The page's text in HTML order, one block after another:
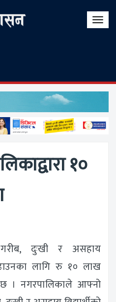
Toggle
१०
दुःखी र असहाय
लागि रु १० लाख
। नगरपालिकाले आफ्नो